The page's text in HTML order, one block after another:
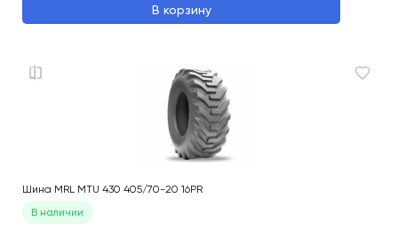
В корзину
Шина MRL MTU 430 405/70-20 16PR
В наличии